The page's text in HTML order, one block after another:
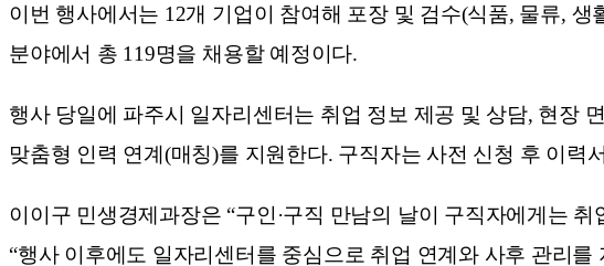
이번 행사에서는 12개 기업이 참여해 포장 및 검수(식품, 물류,
분야에서 총 119명을 채용할 예정이다.
행사 당일에 파주시 일자리센터는 취업 정보 제공 및 상담, 현장
맞춤형 인력 연계(매칭)를 지원한다. 구직자는 사전 신청 후 이
이이구 민생경제과장은 “구인·구직 만남의 날이 구직자에게는
“행사 이후에도 일자리센터를 중심으로 취업 연계와 사후 관리